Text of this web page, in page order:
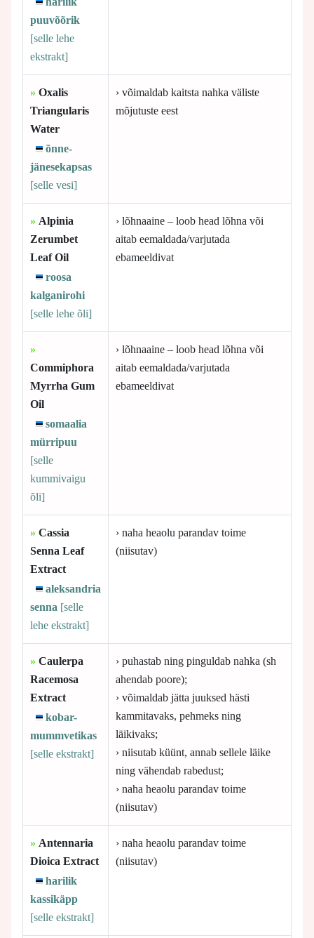
puuvõõrik
[selle lehe
ekstrakt]
» Oxalis
Triangularis
Water
õnne-
jänesekapsas
[selle vesi]
› võimaldab kaitsta nahka väliste
mõjutuste eest
» Alpinia
Zerumbet
Leaf Oil
roosa
kalganirohi
[selle lehe õli]
› lõhnaaine – loob head lõhna või
aitab eemaldada/varjutada
ebameeldivat
»
Commiphora
Myrrha Gum
Oil
somaalia
mürripuu
[selle
kummivaigu
õli]
› lõhnaaine – loob head lõhna või
aitab eemaldada/varjutada
ebameeldivat
» Cassia
Senna Leaf
Extract
aleksandria
senna [selle
lehe ekstrakt]
› naha heaolu parandav toime
(niisutav)
» Caulerpa
Racemosa
Extract
kobar-
mummvetikas
[selle ekstrakt]
› puhastab ning pinguldab nahka (sh
ahendab poore);
› võimaldab jätta juuksed hästi
kammitavaks, pehmeks ning
läikivaks;
› niisutab küünt, annab sellele läike
ning vähendab rabedust;
› naha heaolu parandav toime
(niisutav)
» Antennaria
Dioica Extract
harilik
kassikäpp
[selle ekstrakt]
› naha heaolu parandav toime
(niisutav)